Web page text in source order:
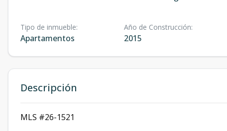
Tipo de inmueble:
Apartamentos
Año de Construcción:
2015
Descripción
MLS #26-1521